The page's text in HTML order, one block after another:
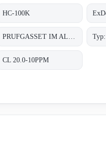
HC-100K
CL 20.0-10PPM